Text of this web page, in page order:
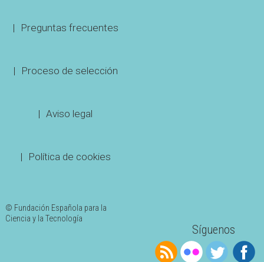
Preguntas frecuentes
Proceso de selección
Aviso legal
Política de cookies
© Fundación Española para la
Ciencia y la Tecnología
Síguenos